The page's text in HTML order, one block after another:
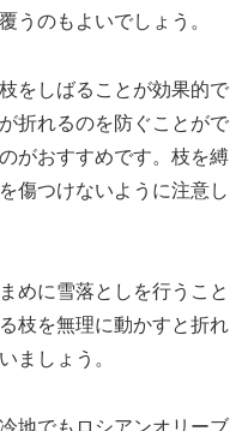
うのもよいでしょう。
をしばることが効果的で
折れるのを防ぐことがで
がおすすめです。枝を縛
傷つけないように注意し
めに雪落としを行うこと
枝を無理に動かすと折れ
ましょう。